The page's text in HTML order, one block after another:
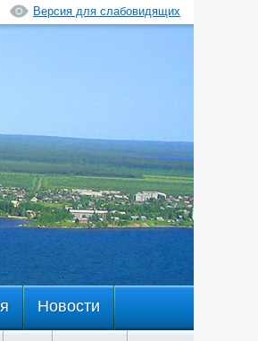
Версия для слабовидящих
Новости